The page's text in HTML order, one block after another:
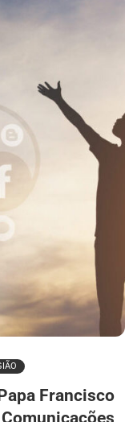
Francisco